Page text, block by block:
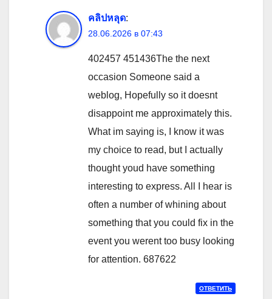
คลิปหลุด:
28.06.2026 в 07:43
402457 451436The the next
occasion Someone said a
weblog, Hopefully so it doesnt
disappoint me approximately this.
What im saying is, I know it was
my choice to read, but I actually
thought youd have something
interesting to express. All I hear is
often a number of whining about
something that you could fix in the
event you werent too busy looking
for attention. 687622
ОТВЕТИТЬ